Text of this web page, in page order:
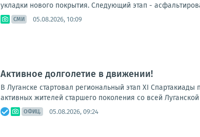
укладки нового покрытия. Следующий этап -
СМИ 05.08.2026, 10:09
Активное долголетие в движении!
В Луганске стартовал региональный этап XI
активных жителей старшего поколения со всей
ОФИЦ. 05.08.2026, 09:24